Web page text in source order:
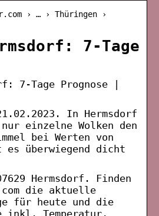
› … › Thüringen ›
7-Tage
7-Tage Prognose |
In Hermsdorf
einzelne Wolken den
bei Werten von
überwiegend dicht
Hermsdorf. Finden
die aktuelle
für heute und die
inkl. Temperatur,